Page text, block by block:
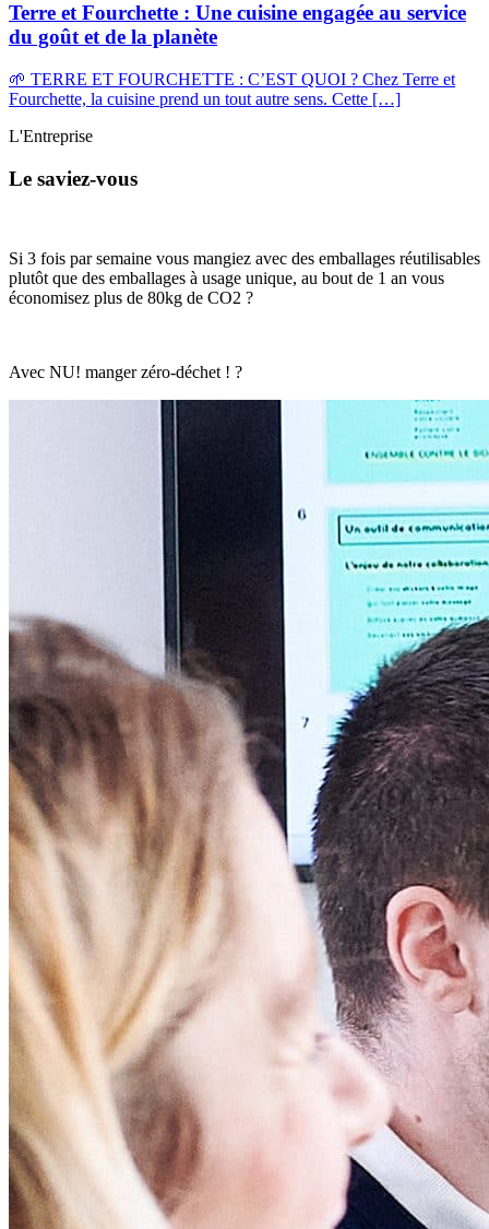
Terre et Fourchette : Une cuisine engagée au service
du goût et de la planète
🌱 TERRE ET FOURCHETTE : C’EST QUOI ? Chez Terre et
Fourchette, la cuisine prend un tout autre sens. Cette […]
L'Entreprise
Le saviez-vous
Si 3 fois par semaine vous mangiez avec des emballages réutilisables
plutôt que des emballages à usage unique, au bout de 1 an vous
économisez plus de 80kg de CO2 ?
Avec NU! manger zéro-déchet ! ?